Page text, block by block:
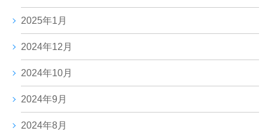
2025年1月
2024年12月
2024年10月
2024年9月
2024年8月